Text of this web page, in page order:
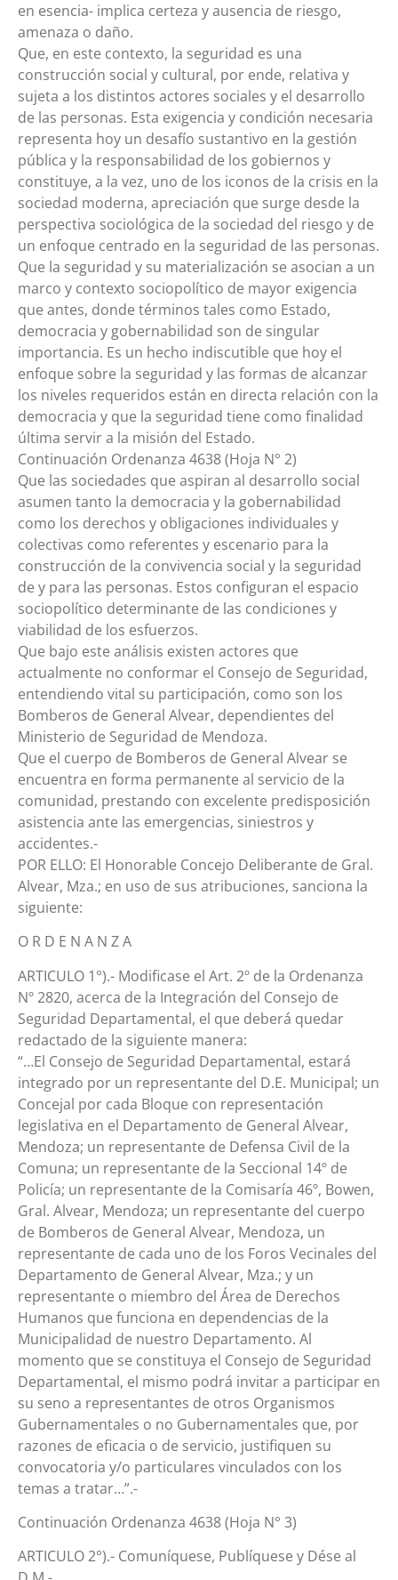
en esencia- implica certeza y ausencia de riesgo,
amenaza o daño.
Que, en este contexto, la seguridad es una
construcción social y cultural, por ende, relativa y
sujeta a los distintos actores sociales y el desarrollo
de las personas. Esta exigencia y condición necesaria
representa hoy un desafío sustantivo en la gestión
pública y la responsabilidad de los gobiernos y
constituye, a la vez, uno de los iconos de la crisis en la
sociedad moderna, apreciación que surge desde la
perspectiva sociológica de la sociedad del riesgo y de
un enfoque centrado en la seguridad de las personas.
Que la seguridad y su materialización se asocian a un
marco y contexto sociopolítico de mayor exigencia
que antes, donde términos tales como Estado,
democracia y gobernabilidad son de singular
importancia. Es un hecho indiscutible que hoy el
enfoque sobre la seguridad y las formas de alcanzar
los niveles requeridos están en directa relación con la
democracia y que la seguridad tiene como finalidad
última servir a la misión del Estado.
Continuación Ordenanza 4638 (Hoja N° 2)
Que las sociedades que aspiran al desarrollo social
asumen tanto la democracia y la gobernabilidad
como los derechos y obligaciones individuales y
colectivas como referentes y escenario para la
construcción de la convivencia social y la seguridad
de y para las personas. Estos configuran el espacio
sociopolítico determinante de las condiciones y
viabilidad de los esfuerzos.
Que bajo este análisis existen actores que
actualmente no conformar el Consejo de Seguridad,
entendiendo vital su participación, como son los
Bomberos de General Alvear, dependientes del
Ministerio de Seguridad de Mendoza.
Que el cuerpo de Bomberos de General Alvear se
encuentra en forma permanente al servicio de la
comunidad, prestando con excelente predisposición
asistencia ante las emergencias, siniestros y
accidentes.-
POR ELLO: El Honorable Concejo Deliberante de Gral.
Alvear, Mza.; en uso de sus atribuciones, sanciona la
siguiente:
O R D E N A N Z A
ARTICULO 1°).- Modificase el Art. 2º de la Ordenanza
Nº 2820, acerca de la Integración del Consejo de
Seguridad Departamental, el que deberá quedar
redactado de la siguiente manera:
“…El Consejo de Seguridad Departamental, estará
integrado por un representante del D.E. Municipal; un
Concejal por cada Bloque con representación
legislativa en el Departamento de General Alvear,
Mendoza; un representante de Defensa Civil de la
Comuna; un representante de la Seccional 14º de
Policía; un representante de la Comisaría 46º, Bowen,
Gral. Alvear, Mendoza; un representante del cuerpo
de Bomberos de General Alvear, Mendoza, un
representante de cada uno de los Foros Vecinales del
Departamento de General Alvear, Mza.; y un
representante o miembro del Área de Derechos
Humanos que funciona en dependencias de la
Municipalidad de nuestro Departamento. Al
momento que se constituya el Consejo de Seguridad
Departamental, el mismo podrá invitar a participar en
su seno a representantes de otros Organismos
Gubernamentales o no Gubernamentales que, por
razones de eficacia o de servicio, justifiquen su
convocatoria y/o particulares vinculados con los
temas a tratar…”.-
Continuación Ordenanza 4638 (Hoja N° 3)
ARTICULO 2°).- Comuníquese, Publíquese y Dése al